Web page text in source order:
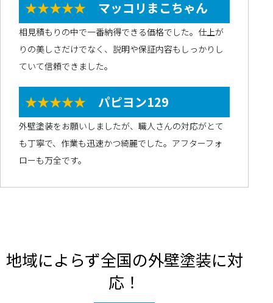
★★★★★ マッコリまこちゃん
相見積もりの中で一番納得できる価格でした。仕上が
りの美しさだけでなく、説明や保証内容もしっかりし
ていて信頼できました。
★★★★★ パピヨン129
外壁塗装をお願いしましたが、職人さんの対応がとて
も丁寧で、作業も迅速かつ綺麗でした。アフターフォ
ローも万全です。
地域によらず全国の外壁塗装に対
応！